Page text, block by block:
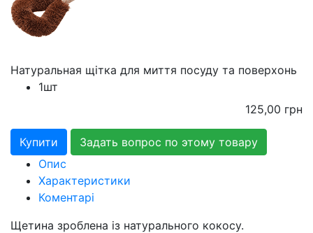
Натуральная щітка для миття посуду та поверхонь
1шт
125,00 грн
Задать вопрос по этому товару
Опис
Характеристики
Коментарі
Щетина зроблена із натурального кокосу.